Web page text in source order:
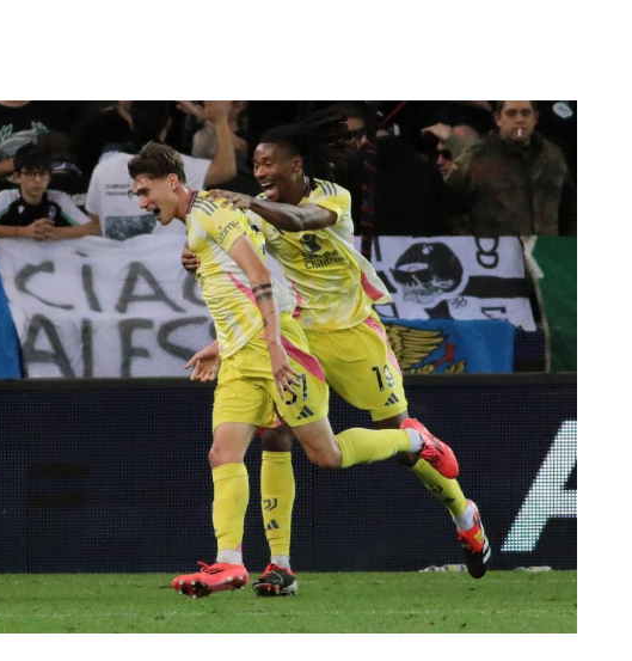
que transformaron
y la ciencia en la era
1 semana
La ausencia de BTS en los Grammy
2027 sorprende a seguidores y
expertos del k-pop
Hace 1 semana